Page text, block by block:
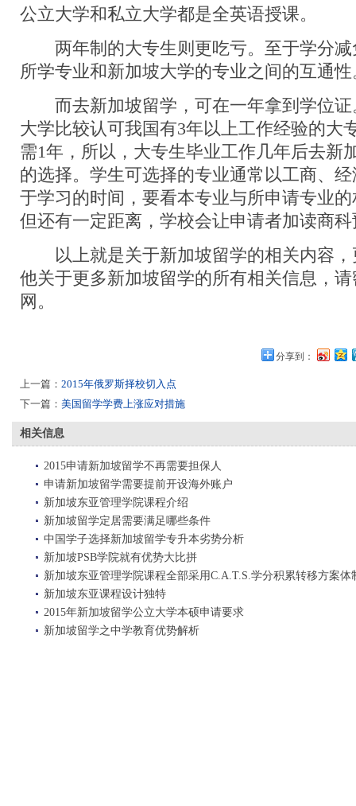
公立大学和私立大学都是全英语授课。
两年制的大专生则更吃亏。至于学分减
所学专业和新加坡大学的专业之间的互通性
而去新加坡留学，可在一年拿到学位证
大学比较认可我国有3年以上工作经验的大
需1年，所以，大专生毕业工作几年后去新
的选择。学生可选择的专业通常以工商、
于学习的时间，要看本专业与所申请专业
但还有一定距离，学校会让申请者加读商
以上就是关于新加坡留学的相关内容，
他关于更多新加坡留学的所有相关信息，
网。
分享到：
上一篇： 2015年俄罗斯择校切入点
下一篇： 美国留学学费上涨应对措施
相关信息
2015申请新加坡留学不再需要担保人
申请新加坡留学需要提前开设海外账户
新加坡东亚管理学院课程介绍
新加坡留学定居需要满足哪些条件
中国学子选择新加坡留学专升本劣势分析
新加坡PSB学院就有优势大比拼
新加坡东亚管理学院课程全部采用C.A.T.S.学分积累转移方案体
新加坡东亚课程设计独特
2015年新加坡留学公立大学本硕申请要求
新加坡留学之中学教育优势解析